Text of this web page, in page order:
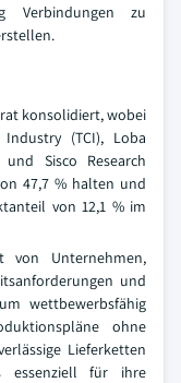
Verbindungen zu
konsolidiert, wobei
(TCI), Loba
Sisco Research
47,7 % halten und
von 12,1 % im
von Unternehmen,
und
wettbewerbsfähig
ohne
Lieferketten
essenziell für ihre